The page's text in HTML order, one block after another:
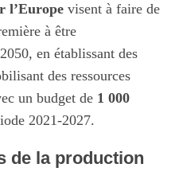
l’Europevisent à faire de
à être
en établissant des
des ressources
un budget de 1 000
2021-2027.
de la production